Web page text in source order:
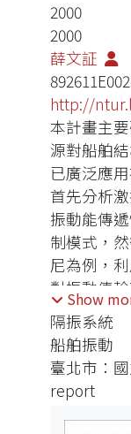
2000
2000
薛文証
http://
本計畫主
源對船舶
已廣泛應
首先分析
振動能傳
制模式，
尼為例，
對振動傳輸
Show
隔振系統
船舶振動
臺北市：
report